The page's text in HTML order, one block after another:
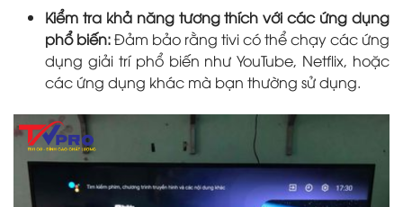
Kiểm tra khả năng tương thích với các ứng dụng
phổ biến:Đảm bảo rằng tivi có thể chạy các ứng
dụng giải trí phổ biến như YouTube, Netflix, hoặc
các ứng dụng khác mà bạn thường sử dụng.